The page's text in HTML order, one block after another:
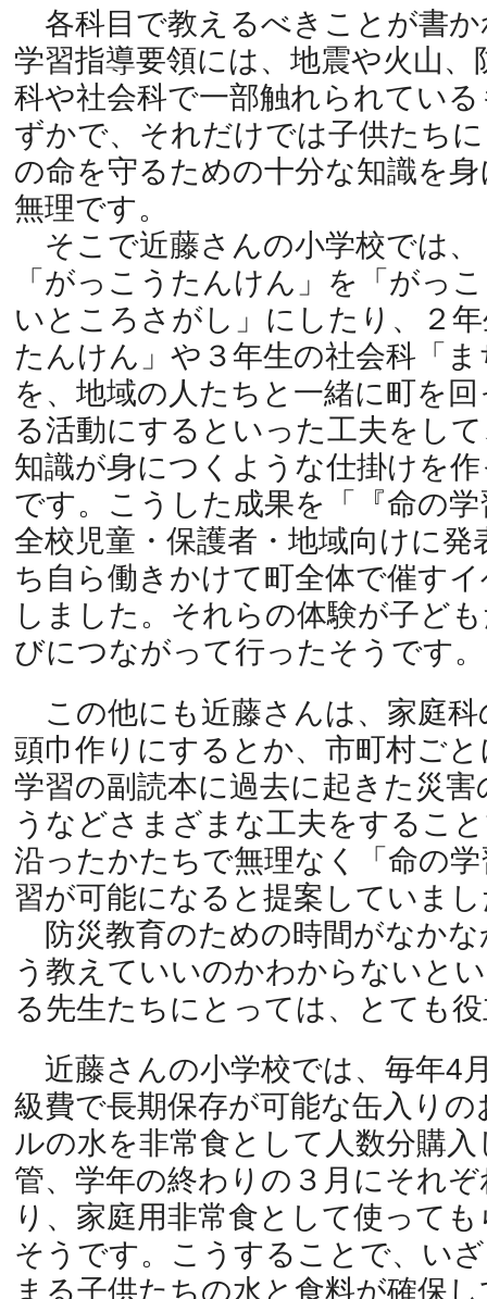
各科目で教えるべきことが書
学習指導要領には、地震や火山
科や社会科で一部触れられてい
ずかで、それだけでは子供たち
の命を守るための十分な知識を
無理です。
そこで近藤さんの小学校では、
「がっこうたんけん」を「がっ
いところさがし」にしたり、２
たんけん」や３年生の社会科「
を、地域の人たちと一緒に町を
る活動にするといった工夫をし
知識が身につくような仕掛けを
です。こうした成果を「『命の
全校児童・保護者・地域向けに
ち自ら働きかけて町全体で催す
しました。それらの体験が子ど
びにつながって行ったそうです。
この他にも近藤さんは、家庭科
頭巾作りにするとか、市町村ご
学習の副読本に過去に起きた災
うなどさまざまな工夫をするこ
沿ったかたちで無理なく「命の
習が可能になると提案していま
防災教育のための時間がなか
う教えていいのかわからないと
る先生たちにとっては、とても
近藤さんの小学校では、毎年4
級費で長期保存が可能な缶入り
ルの水を非常食として人数分購
管、学年の終わりの３月にそれ
り、家庭用非常食として使って
そうです。こうすることで、い
まる子供たちの水と食料が確保